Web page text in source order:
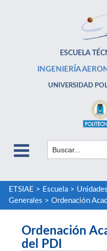
ESCUELA
INGENIERÍA
UNIVERSIDAD
ETSIAE > Escuela>
Generales > Ordenación
Ordenación
del PDI